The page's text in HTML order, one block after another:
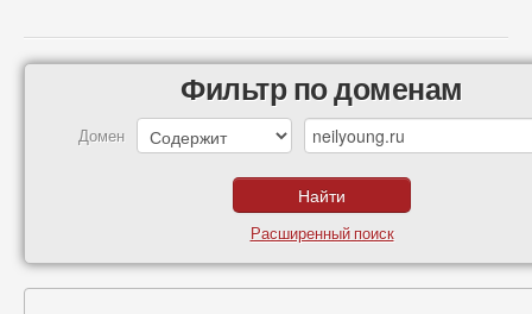
Фильтр по доменам
Домен
Расширенный поиск